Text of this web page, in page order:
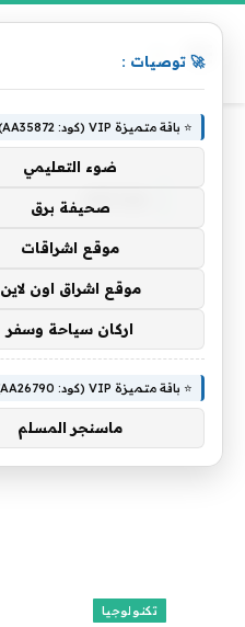
الرئيسية »
Mpox
MPOX
تكنولوجيا
🚀 توصيات :
⭐ باقة متميزة VIP (كود: AA35872):
ضوء التعليمي
صحيفة برق
موقع اشراقات
موقع اشراق اون لاين
اركان سياحة وسفر
⭐ باقة متميزة VIP (كود: AA26790):
ماسنجر المسلم